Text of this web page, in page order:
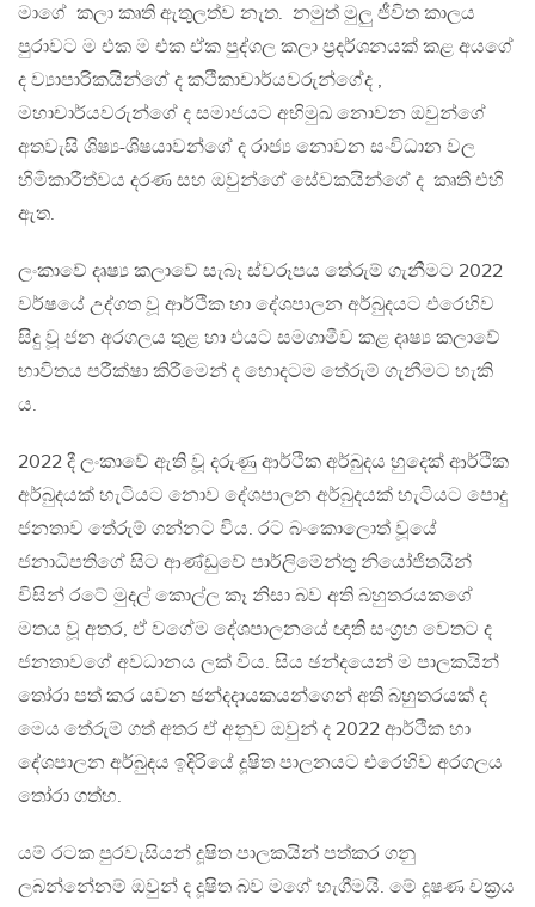
මාගේ කලා කෘති ඇතුලත්ව නැත. නමුත් මුලු ජීවිත කාලය
පුරාවට ම එක ම එක ඒක පුද්ගල කලා ප්‍රදර්ශනයක් කළ අයගේ
ද ව්‍යාපාරිකයින්ගේ ද කථිකාචාර්යවරුන්ගේද ,
මහාචාර්යවරුන්ගේ ද සමාජයට අභිමුඛ නොවන ඔවුන්ගේ
අතවැසි ශිෂ්‍ය-ශිෂයාවන්ගේ ද රාජ්‍ය නොවන සංවිධාන වල
හිමිකාරීත්වය දරණ සහ ඔවුන්ගේ සේවකයින්ගේ ද කෘති එහි
ඇත.
ලංකාවේ දෘෂ්‍ය කලාවේ සැබෑ ස්වරූපය තේරුම් ගැනීමට 2022
වර්ෂයේ උද්ගත වූ ආර්ථික හා දේශපාලන අර්බුදයට එරෙහිව
සිදු වූ ජන අරගලය තුළ හා එයට සමගාමීව කළ දෘෂ්‍ය කලාවේ
භාවිතය පරීක්ෂා කිරීමෙන් ද හොදටම තේරුම් ගැනීමට හැකි
ය.
2022 දී ලංකාවේ ඇති වූ දරුණු ආර්ථික අර්බුදය හුදෙක් ආර්ථික
අර්බුදයක් හැටියට නොව දේශපාලන අර්බුදයක් හැටියට පොදු
ජනතාව තේරුම් ගන්නට විය. රට බංකොලොත් වූයේ
ජනාධිපතිගේ සිට ආණ්ඩුවේ පාර්ලිමේන්තු නියෝජිතයින්
විසින් රටේ මුදල් කොල්ල කෑ නිසා බව අති බහුතරයකගේ
මතය වූ අතර, ඒ වගේම දේශපාලනයේ ඥාති සංග්‍රහ වෙතට ද
ජනතාවගේ අවධානය ලක් විය. සිය ඡන්දයෙන් ම පාලකයින්
තෝරා පත් කර යවන ඡන්දදායකයන්ගෙන් අති බහුතරයක් ද
මෙය තේරුම් ගත් අතර ඒ අනුව ඔවුන් ද 2022 ආර්ථික හා
දේශපාලන අර්බුදය ඉදිරියේ දූෂිත පාලනයට එරෙහිව අරගලය
තෝරා ගත්හ.
යම් රටක පුරවැසියන් දූෂිත පාලකයින් පත්කර ගනු
ලබන්නේනම් ඔවුන් ද දූෂිත බව මගේ හැගීමයි. මේ දූෂණ චක්‍රය